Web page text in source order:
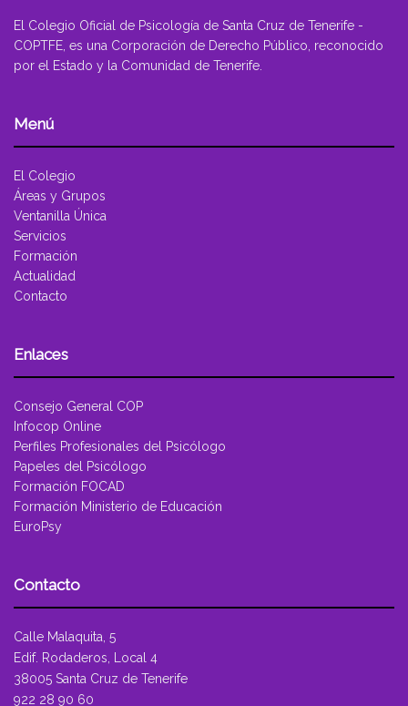
El Colegio Oficial de Psicología de Santa Cruz de Tenerife -
COPTFE, es una Corporación de Derecho Público, reconocido
por el Estado y la Comunidad de Tenerife.
Menú
El Colegio
Áreas y Grupos
Ventanilla Única
Servicios
Formación
Actualidad
Contacto
Enlaces
Consejo General COP
Infocop Online
Perfiles Profesionales del Psicólogo
Papeles del Psicólogo
Formación FOCAD
Formación Ministerio de Educación
EuroPsy
Contacto
Calle Malaquita, 5
Edif. Rodaderos, Local 4
38005 Santa Cruz de Tenerife
922 28 90 60